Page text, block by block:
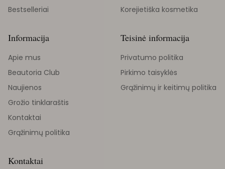
Bestselleriai
Korejietiška kosmetika
Informacija
Apie mus
Beautoria Club
Naujienos
Grožio tinklaraštis
Kontaktai
Grąžinimų politika
Teisinė informacija
Privatumo politika
Pirkimo taisyklės
Grąžinimų ir keitimų politika
Kontaktai